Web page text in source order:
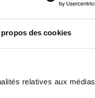
des cookies
relatives aux médias
par la
être peu
de sa